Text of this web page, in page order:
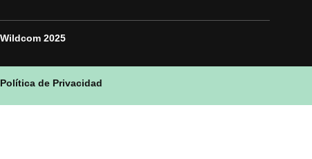
Wildcom 2025
Política de Privacidad